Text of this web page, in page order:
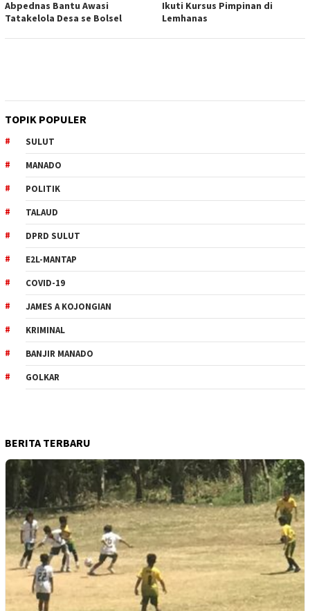
Abpednas Bantu Awasi
Tatakelola Desa se Bolsel
Ikuti Kursus Pimpinan di
Lemhanas
TOPIK POPULER
SULUT
MANADO
POLITIK
TALAUD
DPRD SULUT
E2L-MANTAP
COVID-19
JAMES A KOJONGIAN
KRIMINAL
BANJIR MANADO
GOLKAR
BERITA TERBARU